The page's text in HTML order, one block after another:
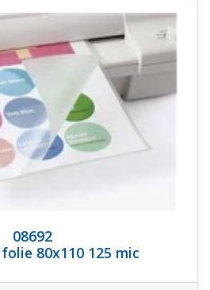
08692
80x110 125 mic